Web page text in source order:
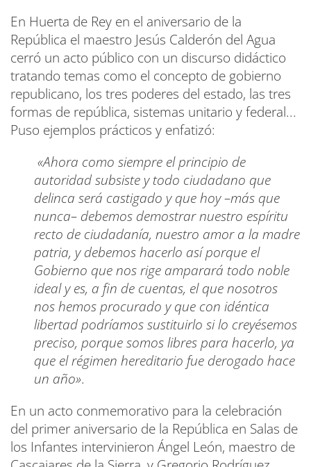
En Huerta de Rey en el aniversario de la
República el maestro Jesús Calderón del Agua
cerró un acto público con un discurso didáctico
tratando temas como el concepto de gobierno
republicano, los tres poderes del estado, las tres
formas de república, sistemas unitario y federal...
Puso ejemplos prácticos y enfatizó:
«Ahora como siempre el principio de
autoridad subsiste y todo ciudadano que
delinca será castigado y que hoy –más que
nunca– debemos demostrar nuestro espíritu
recto de ciudadanía, nuestro amor a la madre
patria, y debemos hacerlo así porque el
Gobierno que nos rige amparará todo noble
ideal y es, a fin de cuentas, el que nosotros
nos hemos procurado y que con idéntica
libertad podríamos sustituirlo si lo creyésemos
preciso, porque somos libres para hacerlo, ya
que el régimen hereditario fue derogado hace
un año».
En un acto conmemorativo para la celebración
del primer aniversario de la República en Salas de
los Infantes intervinieron Ángel León, maestro de